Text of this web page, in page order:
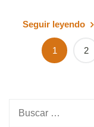
Seguir leyendo
1 2